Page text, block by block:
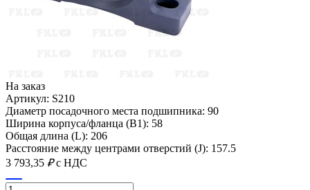
На заказ
Артикул: S210
Диаметр посадочного места подшипника: 90
Ширина корпуса/фланца (B1): 58
Общая длина (L): 206
Расстояние между центрами отверстий (J): 157.5
3 793,35 ₽ с НДС